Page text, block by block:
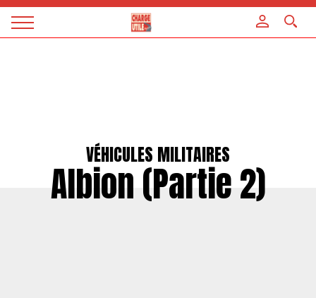
Magazine
VÉHICULES MILITAIRES
Albion (Partie 2)
Panneau de gestion des cookies